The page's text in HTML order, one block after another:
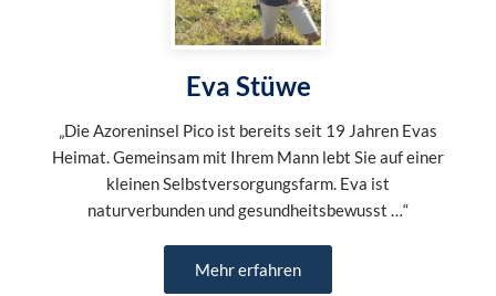
Eva Stüwe
„Die Azoreninsel Pico ist bereits seit 19 Jahren Evas
Heimat. Gemeinsam mit Ihrem Mann lebt Sie auf einer
kleinen Selbstversorgungsfarm. Eva ist
naturverbunden und gesundheitsbewusst …“
Mehr erfahren